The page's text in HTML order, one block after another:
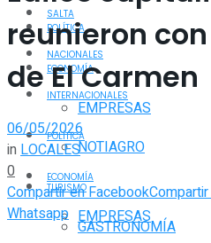
POLÍTICA
ECONOMÍA
EMPRESAS
NOTIAGRO
TURISMO
GASTRONOMÍA
SALTA
NACIONALES
INTERNACIONALES
POLÍTICA
ECONOMÍA
EMPRESAS
reunieron
de El Carmen
06/05/2026
inLOCALES
0
Compartir en Facebook
Whatsapp